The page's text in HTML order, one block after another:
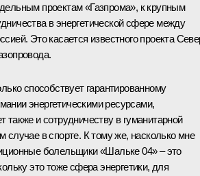
проектам «Газпрома», к крупным
в энергетической сфере между
Это касается известного проекта
способствует гарантированному
энергетическими ресурсами,
также и сотрудничеству в гуманитарной
случае в спорте. К тому же, насколько мне
болельщики «Шальке 04» – это
это тоже сфера энергетики, для